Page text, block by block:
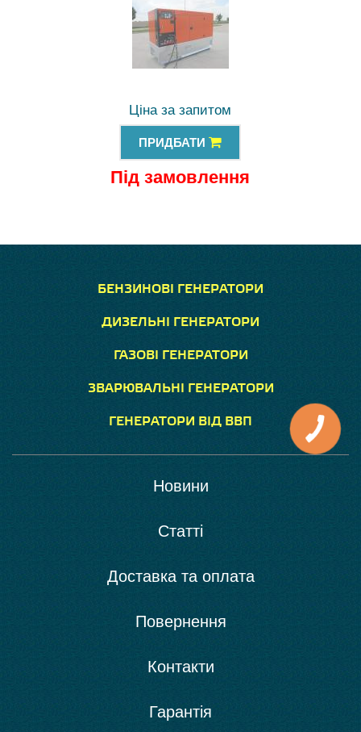
Ціна за запитом
ПРИДБАТИ
Під замовлення
БЕНЗИНОВІ ГЕНЕРАТОРИ
ДИЗЕЛЬНІ ГЕНЕРАТОРИ
ГАЗОВІ ГЕНЕРАТОРИ
ЗВАРЮВАЛЬНІ ГЕНЕРАТОРИ
ГЕНЕРАТОРИ ВІД ВВП
Новини
Статті
Доставка та оплата
Повернення
Контакти
Гарантія